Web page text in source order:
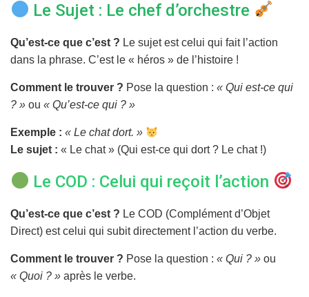
Le Sujet : Le chef d’orchestre
Qu’est-ce que c’est ? Le sujet est celui qui fait l’action
dans la phrase. C’est le « héros » de l’histoire !
Comment le trouver ? Pose la question : « Qui est-ce qui
? » ou « Qu’est-ce qui ? »
Exemple : « Le chat dort. »
Le sujet : « Le chat » (Qui est-ce qui dort ? Le chat !)
Le COD : Celui qui reçoit l’action
Qu’est-ce que c’est ? Le COD (Complément d’Objet
Direct) est celui qui subit directement l’action du verbe.
Comment le trouver ? Pose la question : « Qui ? » ou
« Quoi ? » après le verbe.